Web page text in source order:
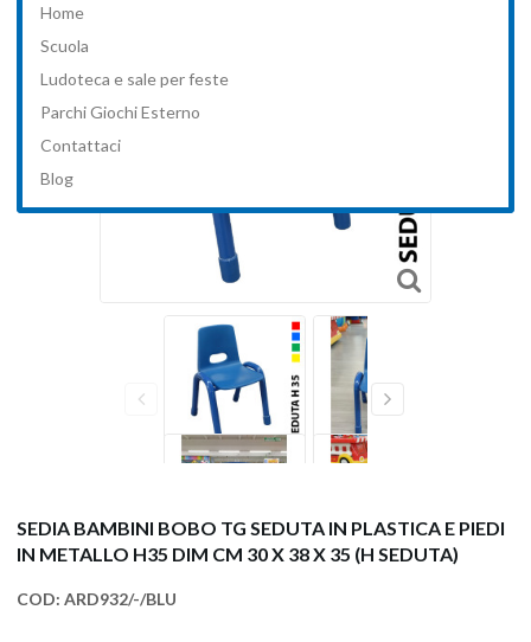
Home
Scuola
Ludoteca e sale per feste
Parchi Giochi Esterno
Contattaci
Blog
SEDIA BAMBINI BOBO TG SEDUTA IN PLASTICA E PIEDI
IN METALLO H35 DIM CM 30 X 38 X 35 (H SEDUTA)
COD: ARD932/-/BLU